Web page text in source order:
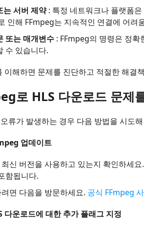
는 서버 제약: 특정 네트워크나 플랫폼
인해 FFmpeg는 지속적인 연결에 어려
또는 매개변수 : FFmpeg의 명령은 정
수 있습니다.
이해하면 문제를 진단하고 적절한 해결
로 HLS 다운로드 문제
류가 발생하는 경우 다음 방법을 시도
업데이트
신 버전을 사용하고 있는지 확인하세
함됩니다.
면 다음을 방문하세요. 공식 FFmpeg
다운로드에 대한 추가 플래그 지정